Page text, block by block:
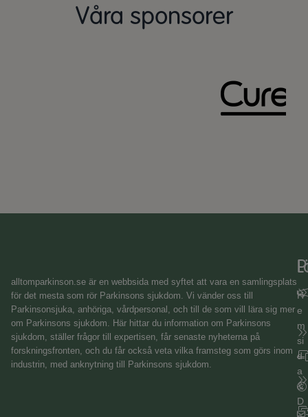
Våra sponsorer
alltomparkinson.se är en webbsida med syftet att vara en samlingsplats
för det mesta som rör Parkinsons sjukdom. Vi vänder oss till
Parkinsonsjuka, anhöriga, vårdpersonal, och till de som vill lära sig mer
om Parkinsons sjukdom. Här hittar du information om Parkinsons
sjukdom, ställer frågor till expertisen, får senaste nyheterna på
forskningsfronten, och du får också veta vilka framsteg som görs inom
industrin, med anknytning till Parkinsons sjukdom.
H
e
m
si
d
a
&
D